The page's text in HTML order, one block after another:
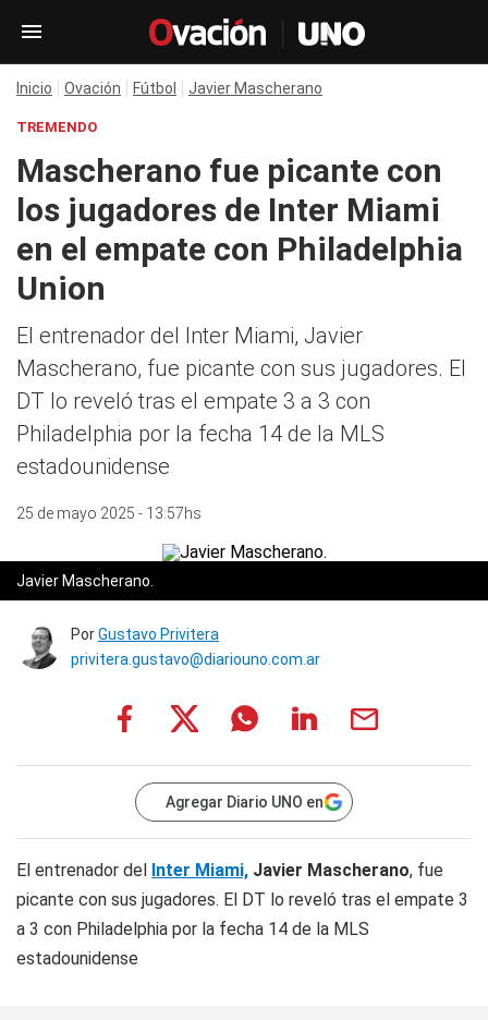
Inicio Ovación Fútbol Javier Mascherano
TREMENDO
Mascherano fue picante con
los jugadores de Inter Miami
en el empate con Philadelphia
Union
El entrenador del Inter Miami, Javier
Mascherano, fue picante con sus jugadores. El
DT lo reveló tras el empate 3 a 3 con
Philadelphia por la fecha 14 de la MLS
estadounidense
25 de mayo 2025 - 13:57hs
Javier Mascherano.
PorGustavo Privitera
privitera.gustavo@diariouno.com.ar
Agregar Diario UNO en
El entrenador del Inter Miami, Javier Mascherano, fue
picante con sus jugadores. El DT lo reveló tras el empate 3
a 3 con Philadelphia por la fecha 14 de la MLS
estadounidense